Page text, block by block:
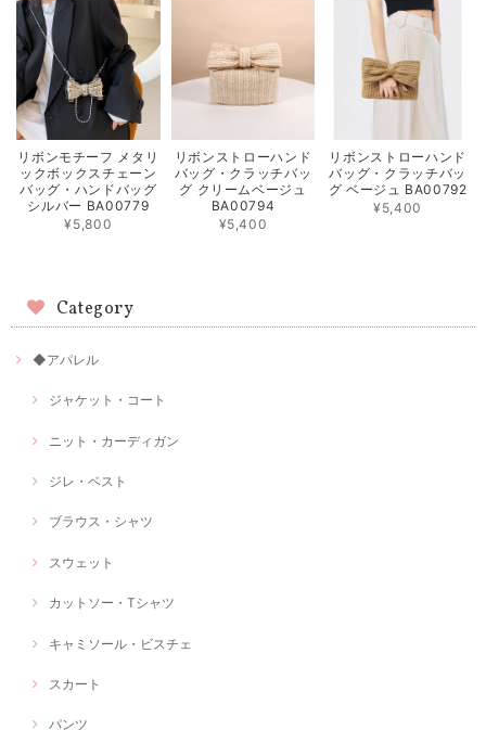
リボンモチーフ メタリ
ックボックスチェーン
バッグ・ハンドバッグ
シルバー BA00779
¥5,800
リボンストローハンド
バッグ・クラッチバッ
グ クリームベージュ
BA00794
¥5,400
リボンストローハンド
バッグ・クラッチバッ
グ ベージュ BA00792
¥5,400
Category
◆アパレル
ジャケット・コート
ニット・カーディガン
ジレ・ベスト
ブラウス・シャツ
スウェット
カットソー・Tシャツ
キャミソール・ビスチェ
スカート
パンツ